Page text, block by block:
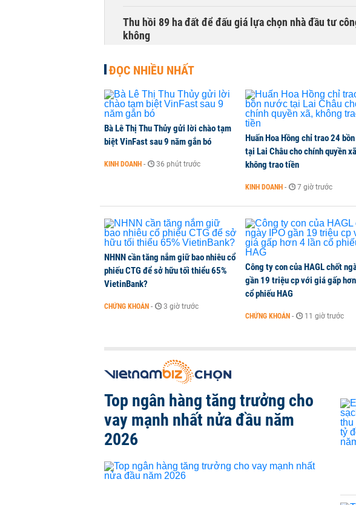
Thu hồi 89 ha đất để đấu giá lựa chọn nhà đầu tư
không
Dòng tiền ngoại bất ngờ trở lại TTCK, ai đã mua vào?
CHỨNG KHOÁN 1 phút trước
Kiến nghị đưa người bán hàng online, lao động công
TikToker Khánh Sky, Vua Quạt, Hồ Văn Khoa bị khởi tố
ĐỌC NHIỀU NHẤT
Bà Lê Thị Thu Thủy gửi lời chào tạm
biệt VinFast sau 9 năm gắn bó
KINH DOANH - 36 phút trước
Huấn Hoa Hồng chỉ trao 24
tại Lai Châu cho chính quyền
không trao tiền
KINH DOANH - 7 giờ trước
NHNN cần tăng nắm giữ bao nhiêu cổ
phiếu CTG để sở hữu tối thiểu 65%
VietinBank?
CHỨNG KHOÁN - 3 giờ trước
Công ty con của HAGL chốt
gần 19 triệu cp với giá gấp
cổ phiếu HAG
CHỨNG KHOÁN - 11 giờ trước
Top ngân hàng tăng trưởng cho
vay mạnh nhất nửa đầu năm
2026